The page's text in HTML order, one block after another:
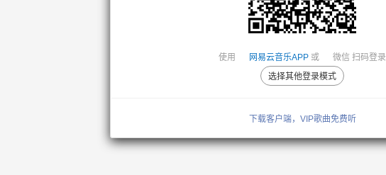
使用 网易云音乐APP 或 微信 扫码登录
选择其他登录模式
下载客户端，VIP歌曲免费听